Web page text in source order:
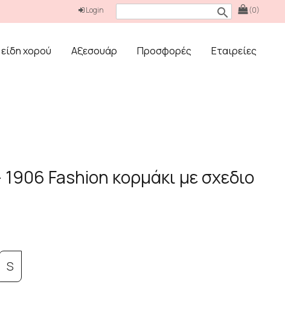
(0)
search
Login
χορού Αξεσουάρ Προσφορές Εταιρείες
Fashion κορμάκι με σχεδιο
S